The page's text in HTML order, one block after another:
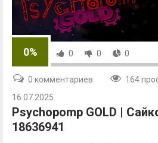
0% 0 0 0
0 комментариев
164
16.07.2025
Psychopomp GOLD |
18636941